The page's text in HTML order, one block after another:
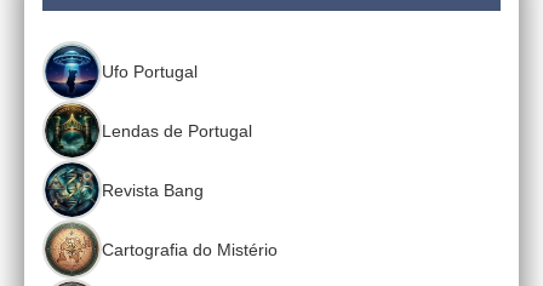
Ufo Portugal
Lendas de Portugal
Revista Bang
Cartografia do Mistério